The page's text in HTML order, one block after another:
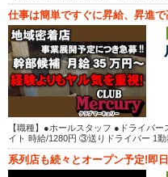
仕事は簡単ですぐに昇給、昇進
【職種】●ホールスタッフ ●ドライバ
イト 時給/1280円 ③送りドライバー 1勤
系列店も続々とオープン予定!即